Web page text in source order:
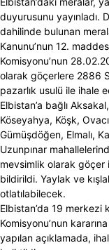
duyurusunu yayınladı.
dahilinde bulunan
Kanunu’nun 12.
Komisyonu’nun
olarak göçerlere 2886
pazarlık usulü ile ihale
Elbistan’a bağlı
Köseyahya, Köşk,
Gümüşdöğen, Elmalı,
Uzunpınar
mevsimlik olarak göçer
bildirildi. Yaylak ve
otlatılabilecek.
Elbistan’da 19 merkezi
Komisyonu’nun
yapılan açıklamada,